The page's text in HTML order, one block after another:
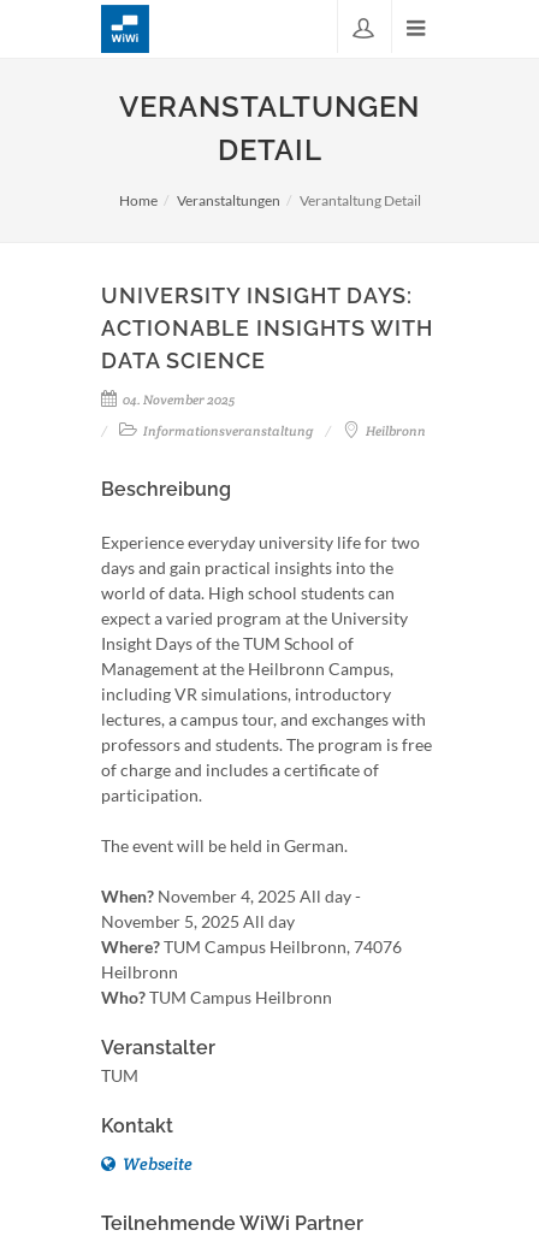
VERANSTALTUNGEN
DETAIL
Home Veranstaltungen Verantaltung Detail
UNIVERSITY INSIGHT DAYS:
ACTIONABLE INSIGHTS WITH
DATA SCIENCE
04. November 2025
Informationsveranstaltung
Heilbronn
Beschreibung
Experience everyday university life for two
days and gain practical insights into the
world of data. High school students can
expect a varied program at the University
Insight Days of the TUM School of
Management at the Heilbronn Campus,
including VR simulations, introductory
lectures, a campus tour, and exchanges with
professors and students. The program is free
of charge and includes a certificate of
participation.
The event will be held in German.
When? November 4, 2025 All day -
November 5, 2025 All day
Where?TUM Campus Heilbronn, 74076
Heilbronn
Who?TUM Campus Heilbronn
Veranstalter
TUM
Kontakt
Webseite
Teilnehmende WiWi Partner